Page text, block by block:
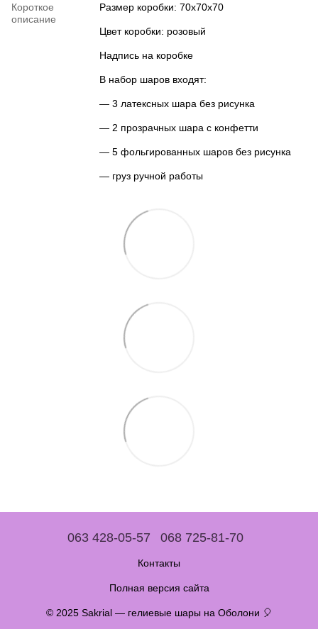
Короткое
описание
Размер коробки: 70х70х70
Цвет коробки: розовый
Надпись на коробке
В набор шаров входят:
— 3 латексных шара без рисунка
— 2 прозрачных шара с конфетти
— 5 фольгированных шаров без рисунка
— груз ручной работы
063 428-05-57 068 725-81-70
Контакты
Полная версия сайта
© 2025 Sakrial — гелиевые шары на Оболони 🎈